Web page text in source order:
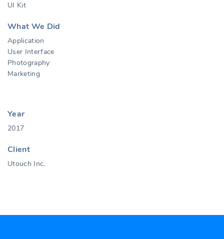
UI Kit
What We Did
Application
User Interface
Photography
Marketing
Year
2017
Client
Utouch Inc.